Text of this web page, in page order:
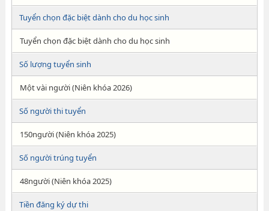
Tuyển chọn đặc biệt dành cho du học sinh
Tuyển chọn đặc biệt dành cho du học sinh
Số lượng tuyển sinh
Một vài người (Niên khóa 2026)
Số người thi tuyển
150người (Niên khóa 2025)
Số người trúng tuyển
48người (Niên khóa 2025)
Tiền đăng ký dự thi